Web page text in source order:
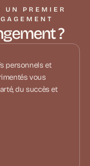
UN PREMIER
?
personnels et
vous
du succès et